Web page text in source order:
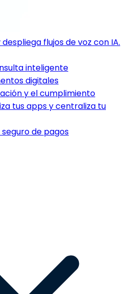
despliega flujos de voz con IA.
inteligente
digitales
y el cumplimiento
tus apps y centraliza tu
de pagos